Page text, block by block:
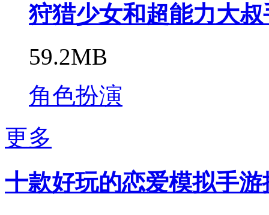
狩猎少女和超能力大
59.2MB
角色扮演
更多
十款好玩的恋爱模拟手游